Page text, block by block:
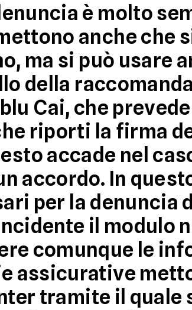
è molto
anche che
ma si può usare
della
blu Cai, che
riporti la firma
accade nel
accordo. In
per la denuncia
il modulo
comunque le
assicurative
tramite il quale